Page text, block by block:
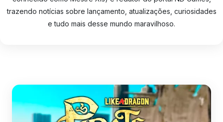
trazendo notícias sobre lançamento, atualizações, curiosidades
e tudo mais desse mundo maravilhoso.